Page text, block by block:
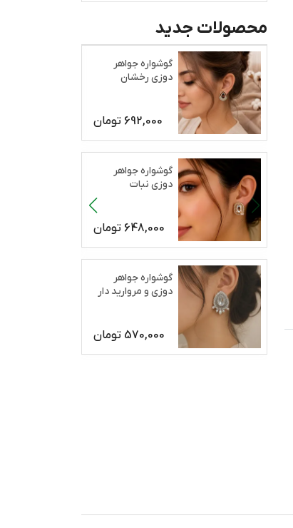
محصولات جدید
گوشواره جواهر
دوزی رخشان
692,000 تومان
گوشواره جواهر
دوزی نبات
648,000 تومان
گوشواره جواهر
دوزی و مروارید دار
570,000 تومان